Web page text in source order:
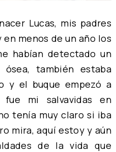
Lucas, mis padres
menos de un año los
habían detectado un
también estaba
y el buque empezó a
mi salvavidas en
tenía muy claro si iba
mira, aquí estoy y aún
de la vida que